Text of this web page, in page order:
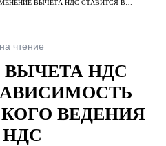
中文
Italiano
Español
ВЫЧЕТА НДС СТАВИТСЯ В
чтение
НДС
ВЕДЕНИЯ